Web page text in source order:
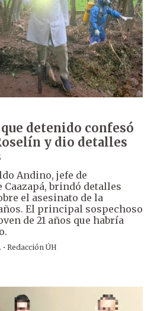
detenido confesó
y dio detalles
Andino, jefe de
brindó detalles
el asesinato de la
El principal sospechoso
de 21 años que habría
· Redacción ÚH